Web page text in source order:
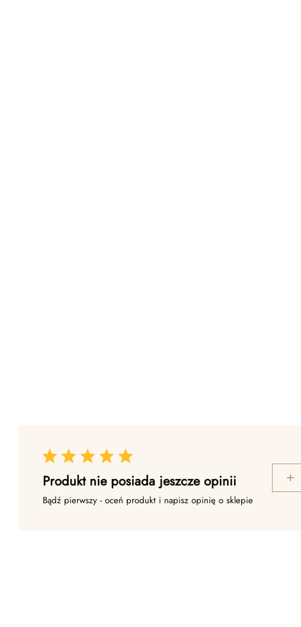
Produkt nie posiada jeszcze opinii
Bądź pierwszy - oceń produkt i napisz opinię o sklepie